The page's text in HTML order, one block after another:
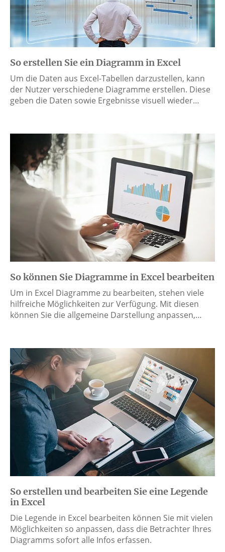
So erstellen Sie ein Diagramm in Excel
Um die Daten aus Excel-Tabellen darzustellen, kann
der Nutzer verschiedene Diagramme erstellen. Diese
geben die Daten sowie Ergebnisse visuell wieder…
So können Sie Diagramme in Excel bearbeiten
Um in Excel Diagramme zu bearbeiten, stehen viele
hilfreiche Möglichkeiten zur Verfügung. Mit diesen
können Sie die allgemeine Darstellung anpassen,…
So erstellen und bearbeiten Sie eine Legende
in Excel
Die Legende in Excel bearbeiten können Sie mit vielen
Möglichkeiten so anpassen, dass die Betrachter Ihres
Diagramms sofort alle Infos erfassen.